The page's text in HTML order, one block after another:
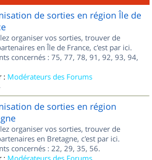
de sorties en région Île de
organiser vos sorties, trouver de
en Île de France, c'est par ici.
concernés : 75, 77, 78, 91, 92, 93, 94,
: Modérateurs des Forums
de sorties en région
organiser vos sorties, trouver de
en Bretagne, c'est par ici.
concernés : 22, 29, 35, 56.
: Modérateurs des Forums